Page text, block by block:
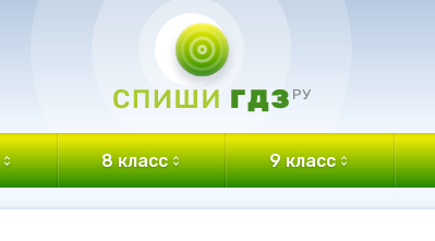
8 класс 9 класс